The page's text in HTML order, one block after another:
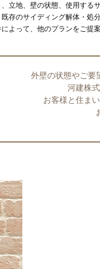
立地、壁の状態、使用する
存のサイディング解体・処
よって、他のプランをご提
外壁の状態やご要
河建株
お客様と住ま